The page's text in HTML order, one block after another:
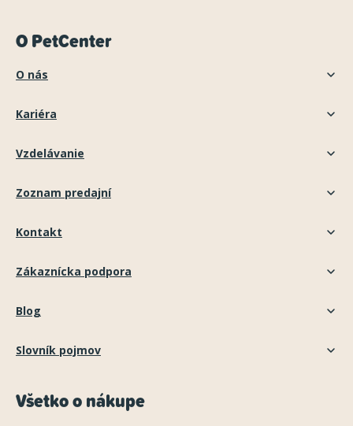
O PetCenter
O nás
Kariéra
Vzdelávanie
Zoznam predajní
Kontakt
Zákaznícka podpora
Blog
Slovník pojmov
Všetko o nákupe